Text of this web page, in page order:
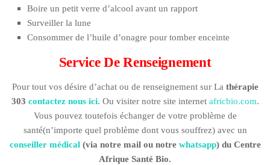
Boire un petit verre d’alcool avant un rapport
Surveiller la lune
Consommer de l’huile d’onagre pour tomber enceinte
Service De Renseignement
Pour tout vos désire d’achat ou de renseignement sur La thérapie
303 contactez nous ici. Ou visiter notre site internet africbio.com.
Vous pouvez toutefois échanger de votre problème de
santé(n’importe quel problème dont vous souffrez) avec un
conseiller médical(via notre mail ou notre whatsapp)du Centre
Afrique Santé Bio.